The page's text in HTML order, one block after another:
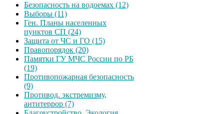
Безопасность на водоемах (12)
Выборы (11)
Ген. Планы населенных
пунктов СП (24)
Защита от ЧС и ГО (15)
Правопорядок (20)
Памятки ГУ МЧС России по РБ
(19)
Противопожарная безопасность
(9)
Противод. экстремизму,
антитеррор (7)